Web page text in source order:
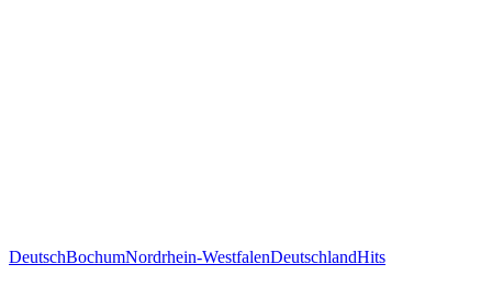
DeutschBochumNordrhein-WestfalenDeutschlandHits